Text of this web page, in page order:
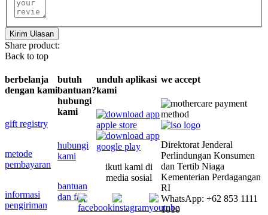
Kirim Ulasan
Share product:
Back to top
berbelanja
dengan kami
gift registry
metode
pembayaran
informasi
pengiriman
butuh
bantuan?
hubungi
kami
hubungi
kami
bantuan
dan faq
unduh aplikasi
kami
ikuti kami di
media sosial
we accept
Direktorat Jenderal
Perlindungan Konsumen
dan Tertib Niaga
Kementerian Perdagangan
RI
WhatsApp: +62 853 1111
1010